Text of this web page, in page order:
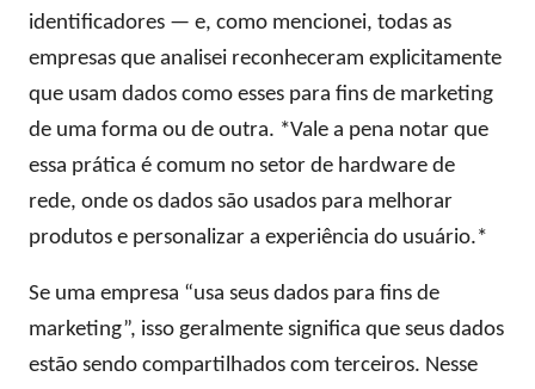
identificadores — e, como mencionei, todas as
empresas que analisei reconheceram explicitamente
que usam dados como esses para fins de marketing
de uma forma ou de outra. *Vale a pena notar que
essa prática é comum no setor de hardware de
rede, onde os dados são usados ​​para melhorar
produtos e personalizar a experiência do usuário.*
Se uma empresa “usa seus dados para fins de
marketing”, isso geralmente significa que seus dados
estão sendo compartilhados com terceiros. Nesse